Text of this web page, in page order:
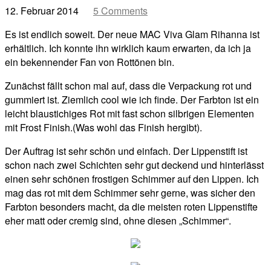
12. Februar 2014
5 Comments
Es ist endlich soweit. Der neue MAC Viva Glam Rihanna ist
erhältlich. Ich konnte ihn wirklich kaum erwarten, da ich ja
ein bekennender Fan von Rottönen bin.
Zunächst fällt schon mal auf, dass die Verpackung rot und
gummiert ist. Ziemlich cool wie ich finde. Der Farbton ist ein
leicht blaustichiges Rot mit fast schon silbrigen Elementen
mit Frost Finish.(Was wohl das Finish hergibt).
Der Auftrag ist sehr schön und einfach. Der Lippenstift ist
schon nach zwei Schichten sehr gut deckend und hinterlässt
einen sehr schönen frostigen Schimmer auf den Lippen. Ich
mag das rot mit dem Schimmer sehr gerne, was sicher den
Farbton besonders macht, da die meisten roten Lippenstifte
eher matt oder cremig sind, ohne diesen „Schimmer“.